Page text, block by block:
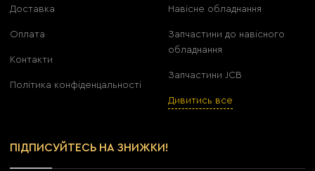
Доставка
Оплата
Контакти
Політика конфіденцальності
Навісне обладнання
Запчастини до навісного
обладнання
Запчастини JCB
Дивитись все
ПІДПИСУЙТЕСЬ НА ЗНИЖКИ!